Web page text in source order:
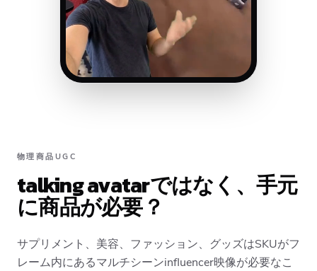
物理商品UGC
talking avatarではなく、手元
に商品が必要？
サプリメント、美容、ファッション、グッズはSKUがフ
レーム内にあるマルチシーンinfluencer映像が必要なこ